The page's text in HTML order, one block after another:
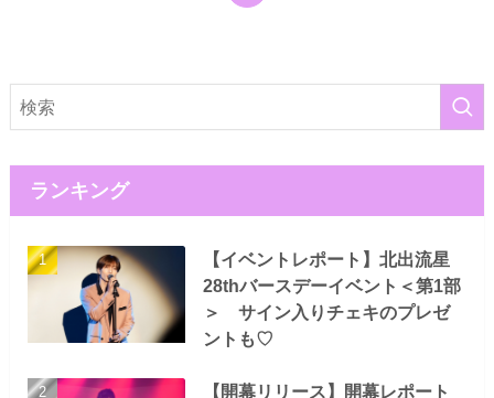
ランキング
【イベントレポート】北出流星
28thバースデーイベント＜第1部
＞ サイン入りチェキのプレゼ
ントも♡
【開幕リリース】開幕レポート